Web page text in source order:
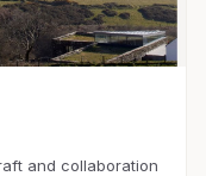
and collaboration